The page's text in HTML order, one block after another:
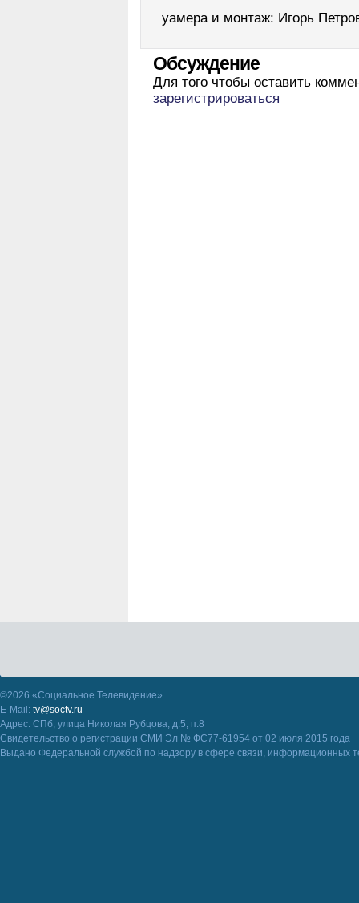
уамера и монтаж: Игорь
Обсуждение
Для того чтобы оставить
зарегистрироваться
©2026 «Социальное Телевидение».
E-Mail: tv@soctv.ru
Адрес: СПб, улица Николая Рубцова, д.5, п.8
Свидетельство о регистрации СМИ Эл № ФС77-61954 от 02 июля 2015 года
Выдано Федеральной службой по надзору в сфере связи, информационных